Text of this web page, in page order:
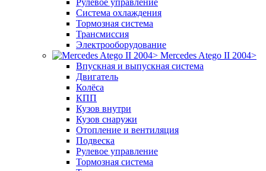
Рулевое управление
Система охлаждения
Тормозная система
Трансмиссия
Электрооборудование
Mercedes Atego II 2004>
Впускная и выпускная система
Двигатель
Колёса
КПП
Кузов внутри
Кузов снаружи
Отопление и вентиляция
Подвеска
Рулевое управление
Тормозная система